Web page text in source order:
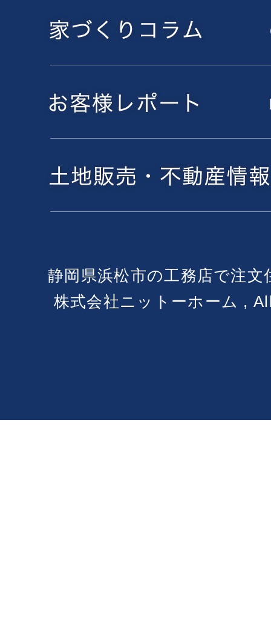
静岡県浜松市の工務店で注
株式会社ニットーホーム ,